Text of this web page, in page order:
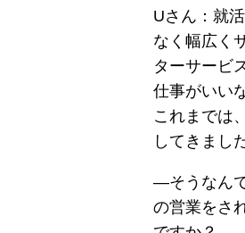
Uさん：就
なく幅広く
ターサービ
仕事がいい
これまでは
してきまし
―そうなん
の営業をさ